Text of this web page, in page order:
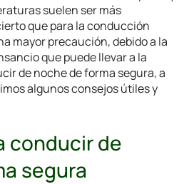
suelen ser más
que para la conducción
mayor precaución, debido a la
que puede llevar a la
de noche de forma segura, a
algunos consejos útiles y
conducir de
segura